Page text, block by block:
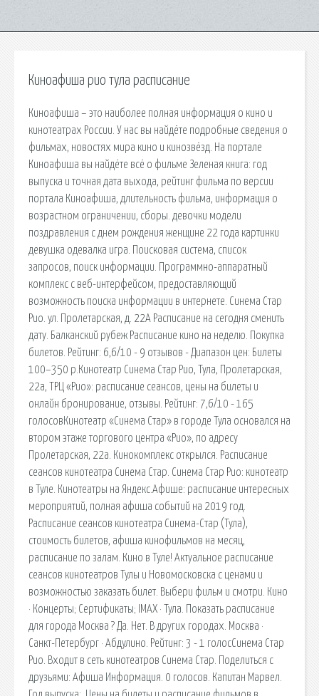
Киноафиша рио тула расписание
Киноафиша – это наиболее полная информация о кино и
кинотеатрах России. У нас вы найдёте подробные сведения о
фильмах, новостях мира кино и кинозвёзд. На портале
Киноафиша вы найдёте всё о фильме Зеленая книга: год
выпуска и точная дата выхода, рейтинг фильма по версии
портала Киноафиша, длительность фильма, информация о
возрастном ограничении, сборы. девочки модели
поздравления с днем рождения женщине 22 года картинки
девушка одевалка игра. Поисковая сиcтема, список
запросов, поиск информации. Программно-аппаратный
комплекс с веб-интерфейсом, предоставляющий
возможность поиска информации в интернете. Синема Стар
Рио. ул. Пролетарская, д. 22А Расписание на сегодня сменить
дату. Балканский рубеж Расписание кино на неделю. Покупка
билетов. Рейтинг: 6,6/10 - 9 отзывов - Диапазон цен: Билеты
100–350 р.Кинотеатр Синема Стар Рио, Тула, Пролетарская,
22а, ТРЦ «Рио»: расписание сеансов, цены на билеты и
онлайн бронирование, отзывы. Рейтинг: 7,6/10 - 165
голосовКинотеатр «Синема Стар» в городе Тула основался на
втором этаже торгового центра «Рио», по адресу
Пролетарская, 22а. Кинокомплекс открылся. Расписание
сеансов кинотеатра Синема Стар. Синема Стар Рио: кинотеатр
в Туле. Кинотеатры на Яндекс.Афише: расписание интересных
мероприятий, полная афиша событий на 2019 год.
Расписание сеансов кинотеатра Синема-Стар (Тула),
стоимость билетов, афиша кинофильмов на месяц,
расписание по залам. Кино в Туле! Актуальное расписание
сеансов кинотеатров Тулы и Новомосковска с ценами и
возможностью заказать билет. Выбери фильм и смотри. Кино
· Концерты; Сертификаты; IMAX · Тула. Показать расписание
для города Москва ? Да. Нет. В других городах. Москва ·
Санкт-Петербург · Абдулино. Рейтинг: 3 - 1 голосСинема Стар
Рио. Входит в сеть кинотеатров Синема Стар. Поделиться с
друзьями: Афиша Информация. 0 голосов. Капитан Марвел.